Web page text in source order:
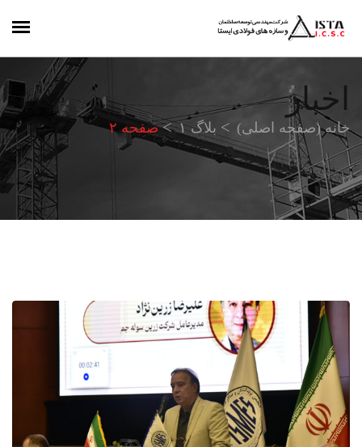
اخبار
خانه (صفحه اصلی) بلاگ ۱ صفحه ۲